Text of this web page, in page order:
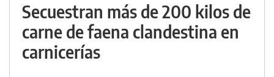
Secuestran más de 200 kilos de
carne de faena clandestina en
carnicerías